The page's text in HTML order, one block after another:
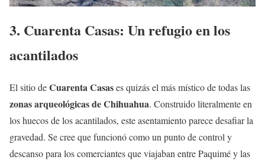
3. Cuarenta Casas: Un refugio en los
acantilados
El sitio deCuarenta Casases quizás el más místico de todas las
zonas arqueológicas de Chihuahua. Construido literalmente en
los huecos de los acantilados, este asentamiento parece desafiar la
gravedad. Se cree que funcionó como un punto de control y
descanso para los comerciantes que viajaban entre Paquimé y las